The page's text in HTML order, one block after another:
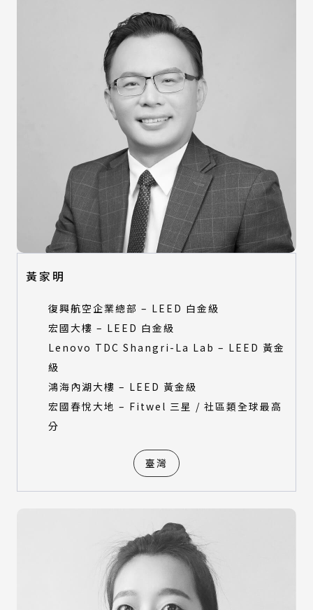
黃家明
復興航空企業總部 – LEED 白金級
宏國大樓 – LEED 白金級
Lenovo TDC Shangri-La Lab – LEED 黃金
級
鴻海內湖大樓 – LEED 黃金級
宏國春悅大地 – Fitwel 三星 / 社區類全球最高
分
臺灣